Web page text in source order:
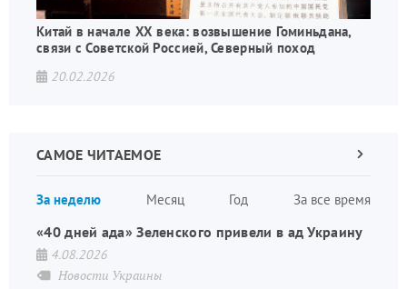
Китай в начале XX века: возвышение Гоминьдана,
связи с Советской Россией, Северный поход
20.02.2026
САМОЕ ЧИТАЕМОЕ
За неделю Месяц Год За все время
Следующая
«40 дней ада» Зеленского привели в ад Украину
4.08.2026
Новости Украины